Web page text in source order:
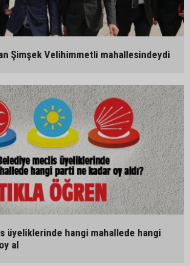
Şimşek Velihimmetli mahallesindeydi
üyeliklerinde hangi mahallede hangi
al